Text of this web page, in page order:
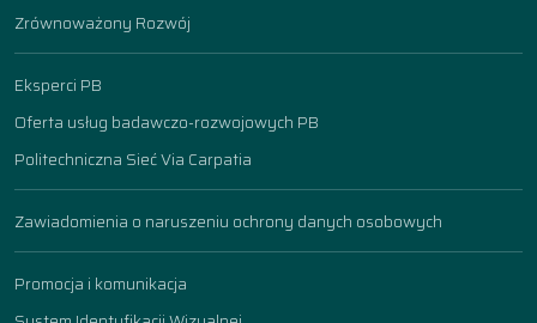
Zrównoważony Rozwój
Eksperci PB
Oferta usług badawczo-rozwojowych PB
Politechniczna Sieć Via Carpatia
Zawiadomienia o naruszeniu ochrony danych osobowych
Promocja i komunikacja